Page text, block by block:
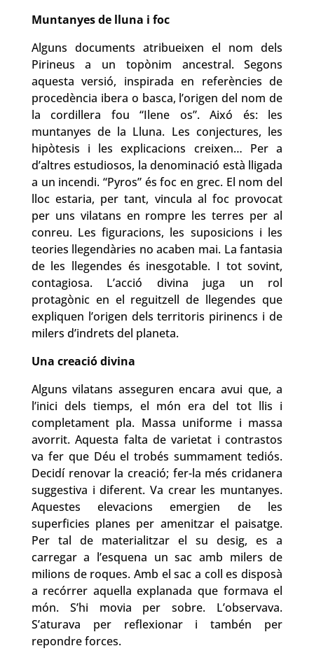
Muntanyes de lluna i foc
Alguns documents atribueixen el nom dels
Pirineus a un topònim ancestral. Segons
aquesta versió, inspirada en referències de
procedència ibera o basca, l’origen del nom de
la cordillera fou “Ilene os”. Aixó és: les
muntanyes de la Lluna. Les conjectures, les
hipòtesis i les explicacions creixen… Per a
d’altres estudiosos, la denominació està lligada
a un incendi. “Pyros” és foc en grec. El nom del
lloc estaria, per tant, vincula al foc provocat
per uns vilatans en rompre les terres per al
conreu. Les figuracions, les suposicions i les
teories llegendàries no acaben mai. La fantasia
de les llegendes és inesgotable. I tot sovint,
contagiosa. L’acció divina juga un rol
protagònic en el reguitzell de llegendes que
expliquen l’origen dels territoris pirinencs i de
milers d’indrets del planeta.
Una creació divina
Alguns vilatans asseguren encara avui que, a
l’inici dels tiemps, el món era del tot llis i
completament pla. Massa uniforme i massa
avorrit. Aquesta falta de varietat i contrastos
va fer que Déu el trobés summament tediós.
Decidí renovar la creació; fer-la més cridanera
suggestiva i diferent. Va crear les muntanyes.
Aquestes elevacions emergien de les
superficies planes per amenitzar el paisatge.
Per tal de materialitzar el su desig, es a
carregar a l’esquena un sac amb milers de
milions de roques. Amb el sac a coll es disposà
a recórrer aquella explanada que formava el
món. S’hi movia per sobre. L’observava.
S’aturava per reflexionar i tambén per
repondre forces.